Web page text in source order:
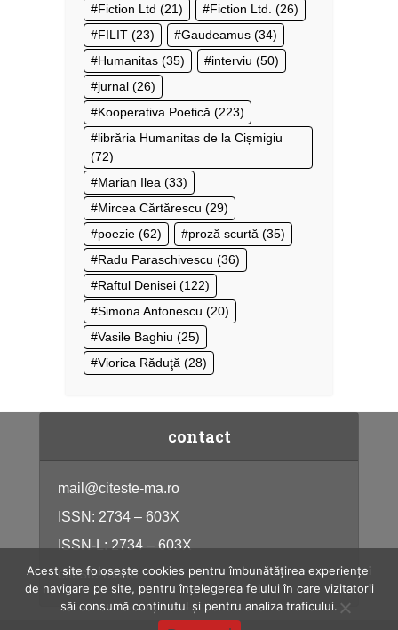
Fiction Ltd (21) Fiction Ltd. (26)
FILIT (23) Gaudeamus (34)
Humanitas (35) interviu (50)
jurnal (26)
Kooperativa Poetică (223)
librăria Humanitas de la Cișmigiu
(72)
Marian Ilea (33)
Mircea Cărtărescu (29)
poezie (62) proză scurtă (35)
Radu Paraschivescu (36)
Raftul Denisei (122)
Simona Antonescu (20)
Vasile Baghiu (25)
Viorica Răduţă (28)
contact
mail@citeste-ma.ro
ISSN: 2734 – 603X
ISSN-L: 2734 – 603X
citeste-ma.ro
Acest site folosește cookies pentru îmbunătățirea experienței
de navigare pe site, pentru înțelegerea felului în care vizitatorii
săi consumă conținutul și pentru analiza traficului.